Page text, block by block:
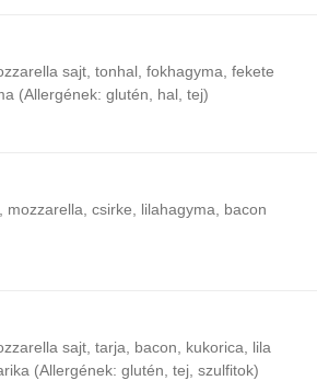
sajt, tonhal, fokhagyma, fekete
(Allergének: glutén, hal, tej)
mozzarella, csirke, lilahagyma, bacon
sajt, tarja, bacon, kukorica, lila
(Allergének: glutén, tej, szulfitok)